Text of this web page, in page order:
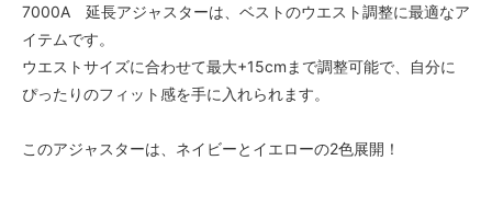
7000A 延長アジャスターは、ベストのウエスト調整に最適なア
イテムです。
ウエストサイズに合わせて最大+15cmまで調整可能で、自分に
ぴったりのフィット感を手に入れられます。
このアジャスターは、ネイビーとイエローの2色展開！